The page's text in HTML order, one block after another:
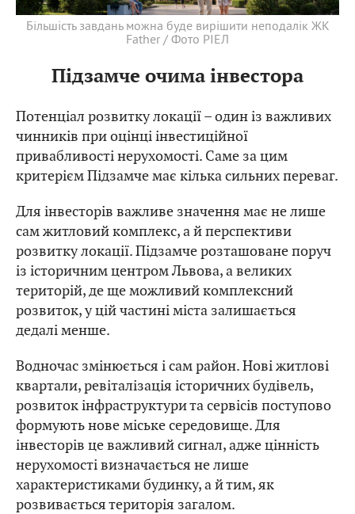
Більшість завдань можна буде вирішити неподалік ЖК
Father / Фото РІЕЛ
Підзамче очима інвестора
Потенціал розвитку локації – один із важливих
чинників при оцінці інвестиційної
привабливості нерухомості. Саме за цим
критерієм Підзамче має кілька сильних переваг.
Для інвесторів важливе значення має не лише
сам житловий комплекс, а й перспективи
розвитку локації. Підзамче розташоване поруч
із історичним центром Львова, а великих
територій, де ще можливий комплексний
розвиток, у цій частині міста залишається
дедалі менше.
Водночас змінюється і сам район. Нові житлові
квартали, ревіталізація історичних будівель,
розвиток інфраструктури та сервісів поступово
формують нове міське середовище. Для
інвесторів це важливий сигнал, адже цінність
нерухомості визначається не лише
характеристиками будинку, а й тим, як
розвивається територія загалом.